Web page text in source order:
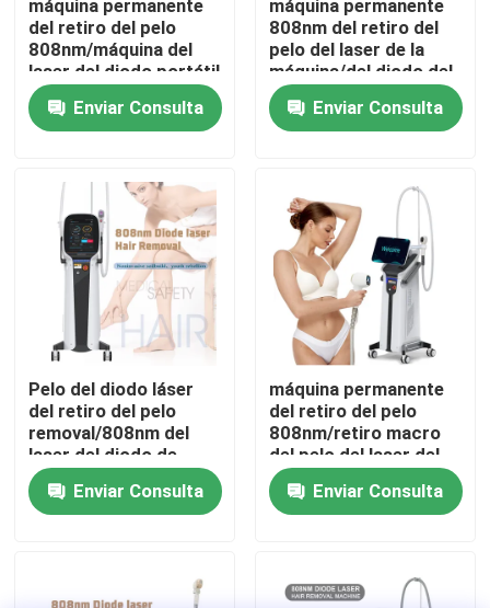
Productos
Videos
VR Show
Sobre nosotros
Viaje de la fábrica
Control de calidad
Éntrenos en contacto con
Pida una cita
máquina permanente
del retiro del pelo
808nm/máquina del
laser del diodo portátil
Enviar Consulta
máquina permanente
808nm del retiro del
pelo del laser de la
máquina/del diodo del
retiro del pelo 808nm
Enviar Consulta
Pelo del diodo láser
del retiro del pelo
removal/808nm del
laser del diodo de
Pekín
Enviar Consulta
máquina permanente
del retiro del pelo
808nm/retiro macro
del pelo del laser del
diodo del canal
Enviar Consulta